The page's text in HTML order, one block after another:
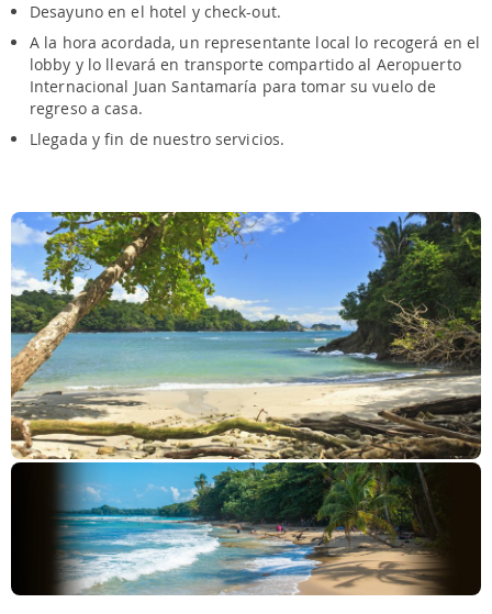
Desayuno en el hotel y check-out.
A la hora acordada, un representante local lo recogerá en el
lobby y lo llevará en transporte compartido al Aeropuerto
Internacional Juan Santamaría para tomar su vuelo de
regreso a casa.
Llegada y fin de nuestro servicios.